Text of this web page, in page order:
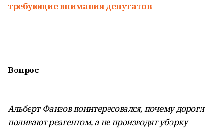
требующие внимания депутатов
Вопрос
Альберт Фаизов поинтересовался, почему дороги
поливают реагентом, а не производят уборку